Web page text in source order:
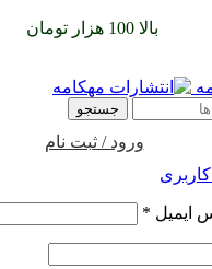
بالا 100 هزار تومان
جستجو
ورود / ثبت نام
ایمیل *